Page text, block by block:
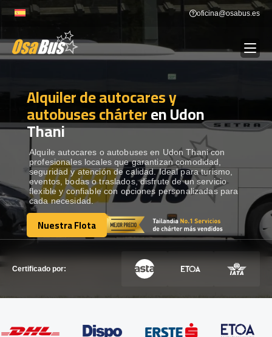
to
oficina@osabus.es
ALQUILER DE AUTOCARES
DESTINOS Show dropdown
RECORRIDAS Show dropdown
FLOTA
Alquiler de autocares y
autobuses chárteren Udon
Thani
Alquile autocares o autobuses en Udon Thani con
profesionales locales que garantizan comodidad,
seguridad y atención de calidad. Ideal para turismo,
eventos, bodas o traslados, disfrute de un servicio
flexible y confiable con opciones personalizadas para
cada necesidad.
Nuestra Flota
Nuestra Flota
Certificado por: